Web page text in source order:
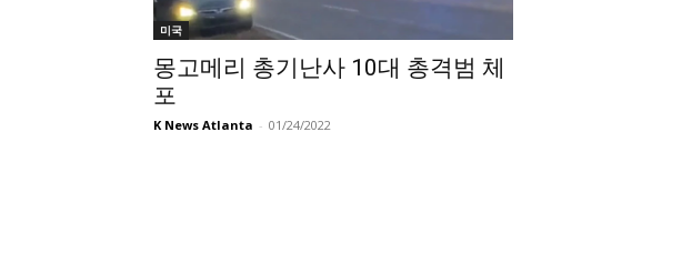
미국
몽고메리 총기난사 10대 총격범 체
포
K News Atlanta - 01/24/2022